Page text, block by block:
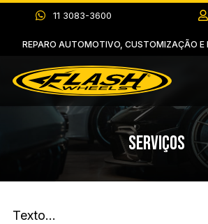
 11 3083-3600 
REPARO AUTOMOTIVO, CUSTOMIZAÇÃO E
Serviços
Texto…